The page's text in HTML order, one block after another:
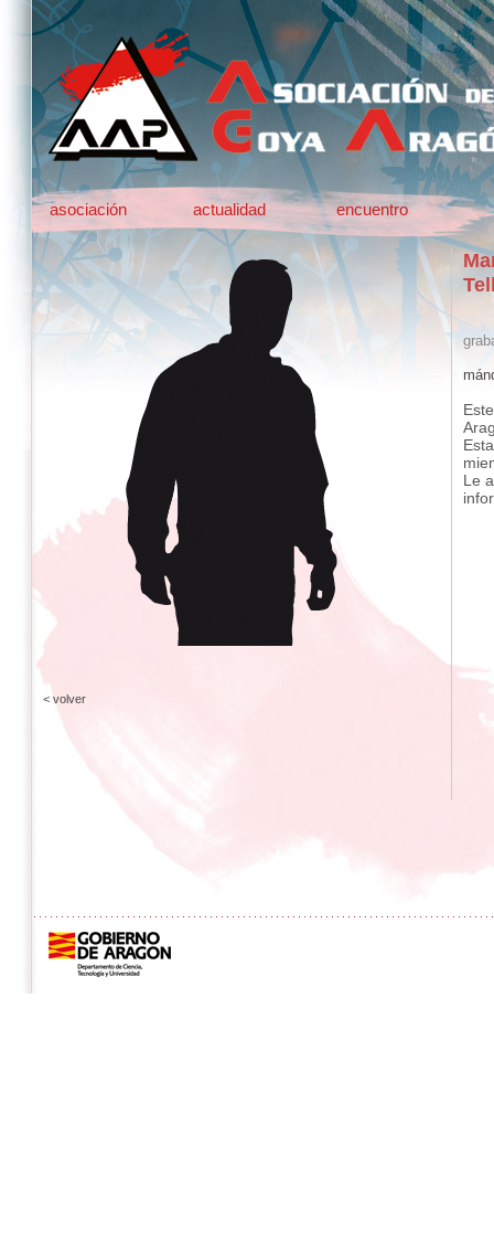
asociación actualidad encuentro
< volver
Le